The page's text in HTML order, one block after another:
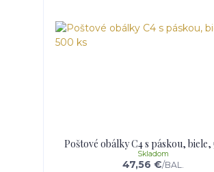
Poštové obálky C4 s páskou, biele,
47,56 €/BAL.
Skladom